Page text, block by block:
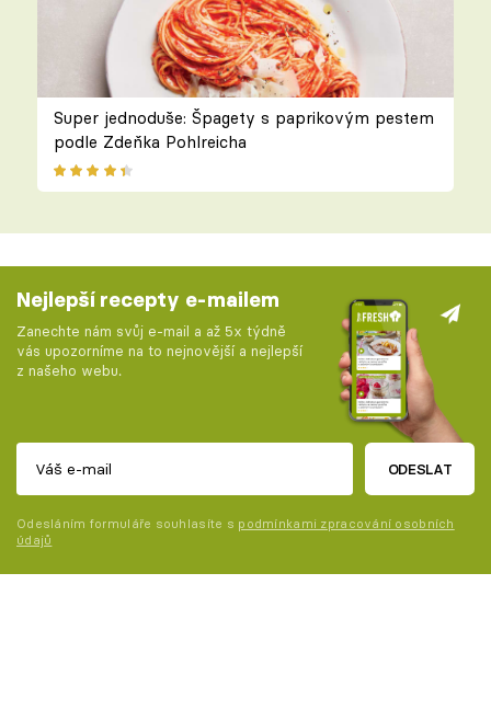
Super jednoduše: Špagety s paprikovým pestem
podle Zdeňka Pohlreicha
Nejlepší recepty e-mailem
Zanechte nám svůj e-mail a až 5x týdně
vás upozorníme na to nejnovější a nejlepší
z našeho webu.
ODESLAT
Odesláním formuláře souhlasíte s podmínkami zpracování osobních
údajů